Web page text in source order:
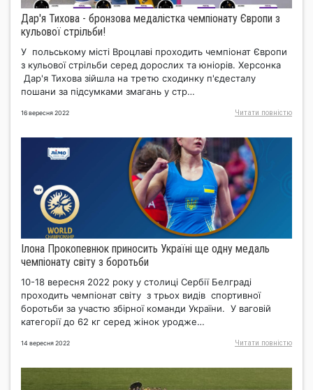
Дар'я Тихова - бронзова медалістка чемпіонату Європи з
кульової стрільби!
У польському місті Вроцлаві проходить чемпіонат Європи
з кульової стрільби серед дорослих та юніорів. Херсонка
Дар'я Тихова зійшла на третю сходинку п'єдесталу
пошани за підсумками змагань у стр…
16 вересня 2022 Читати повнiстю
Ілона Прокопевнюк приносить Україні ще одну медаль
чемпіонату світу з боротьби
10-18 вересня 2022 року у столиці Сербії Белграді
проходить чемпіонат світу з трьох видів спортивної
боротьби за участю збірної команди України. У ваговій
категорії до 62 кг серед жінок уродже…
14 вересня 2022 Читати повнiстю